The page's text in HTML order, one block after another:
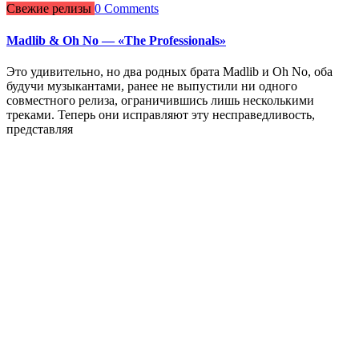
Свежие релизы 0 Comments
Madlib & Oh No — «The Professionals»
Это удивительно, но два родных брата Madlib и Oh No, оба
будучи музыкантами, ранее не выпустили ни одного
совместного релиза, ограничившись лишь несколькими
треками. Теперь они исправляют эту несправедливость,
представляя